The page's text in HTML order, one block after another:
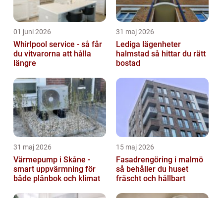
01 juni 2026
Whirlpool service - så får
du vitvarorna att hålla
längre
31 maj 2026
Lediga lägenheter
halmstad så hittar du rätt
bostad
31 maj 2026
Värmepump i Skåne -
smart uppvärmning för
både plånbok och klimat
15 maj 2026
Fasadrengöring i malmö
så behåller du huset
fräscht och hållbart